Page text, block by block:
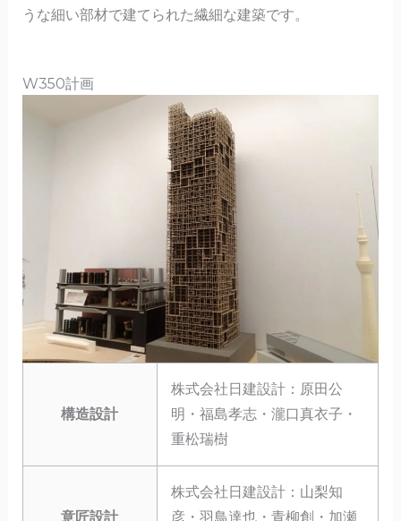
うな細い部材で建てられた繊細な建築です。
W350計画
構造設計
株式会社日建設計：原田公
明・福島孝志・瀧口真衣子・
重松瑞樹
意匠設計
株式会社日建設計：山梨知
彦・羽鳥達也・青柳創・加瀬